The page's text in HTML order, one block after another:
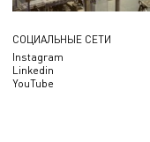
СОЦИАЛЬНЫЕ СЕТИ
Instagram
Linkedin
YouTube